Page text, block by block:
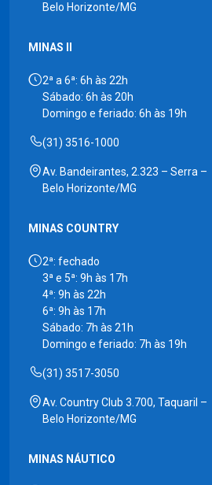
Belo Horizonte/MG
MINAS II
2ª a 6ª: 6h às 22h
Sábado: 6h às 20h
Domingo e feriado: 6h às 19h
(31) 3516-1000
Av. Bandeirantes, 2.323 – Serra –
Belo Horizonte/MG
MINAS COUNTRY
2ª: fechado
3ª e 5ª: 9h às 17h
4ª: 9h às 22h
6ª: 9h às 17h
Sábado: 7h às 21h
Domingo e feriado: 7h às 19h
(31) 3517-3050
Av. Country Club 3.700, Taquaril –
Belo Horizonte/MG
MINAS NÁUTICO